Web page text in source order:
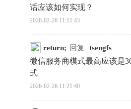
话应该如何实现？
2026-02-26 11:11:43
return; 回复 tsengfs
微信服务商模式最高应该是
式
2026-02-26 11:21:40